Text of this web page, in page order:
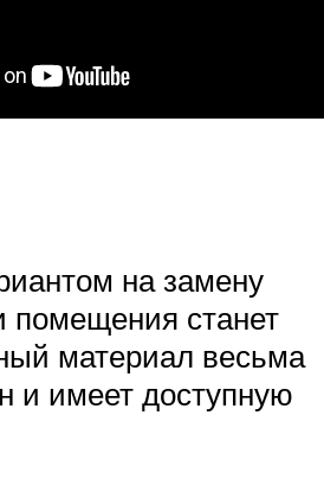
на замену
помещения станет
материал весьма
и имеет доступную